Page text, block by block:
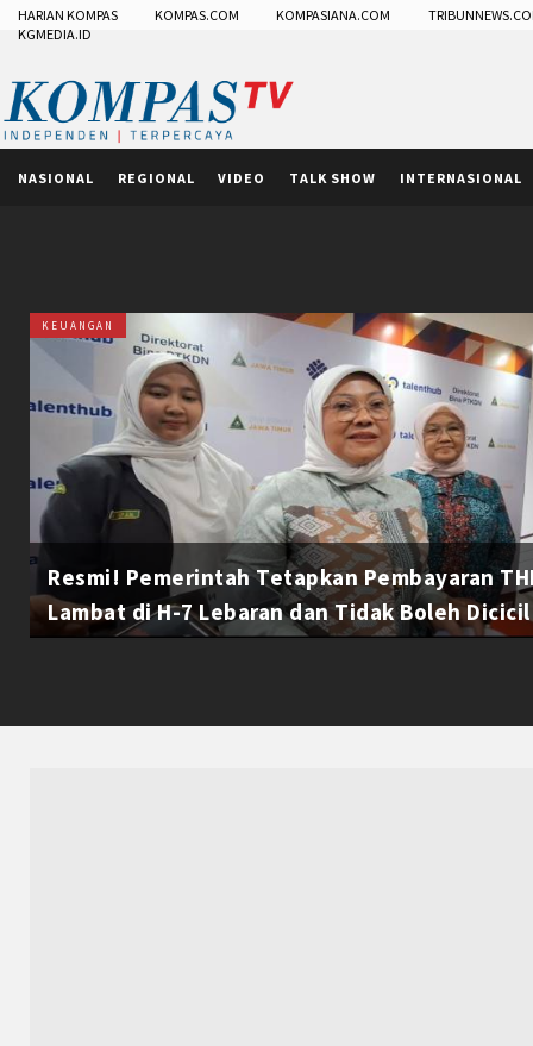
HARIAN KOMPAS KOMPAS.COM KOMPASIANA.COM
KGMEDIA.ID
NASIONAL REGIONAL VIDEO TALK SHOW INTERNASIONAL
KEUANGAN
Resmi! Pemerintah Tetapkan Pembayaran
Lambat di H-7 Lebaran dan Tidak Boleh Dicicil